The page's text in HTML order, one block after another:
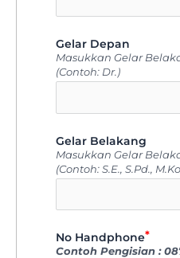
Gelar Depan
Masukkan Gelar
(Contoh: Dr.)
Gelar Belakang
Masukkan Gelar
(Contoh: S.E., S.Pd.,
No Handphone
Contoh Pengisian :